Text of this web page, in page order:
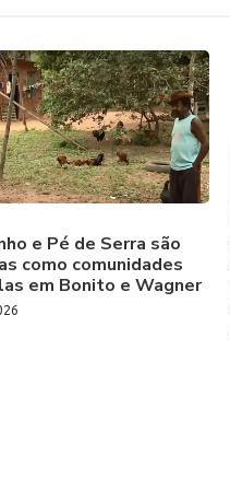
e Pé de Serra são
como comunidades
em Bonito e Wagner